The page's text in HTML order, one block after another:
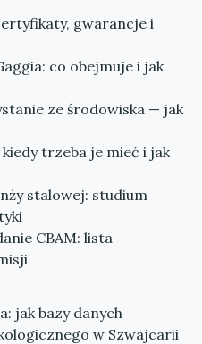
gwarancje i
co obejmuje i jak
ze środowiska — jak
trzeba je mieć i jak
stalowej: studium
CBAM: lista
jak bazy danych
w Szwajcarii